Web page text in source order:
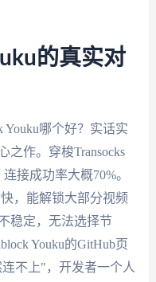
的真实对
Youku哪个好？实话实
之作。穿梭Transocks
接成功率大概70%。
，能解锁大部分视频
稳定，无法选择节
Youku的GitHub页
不上"，开发者一个人